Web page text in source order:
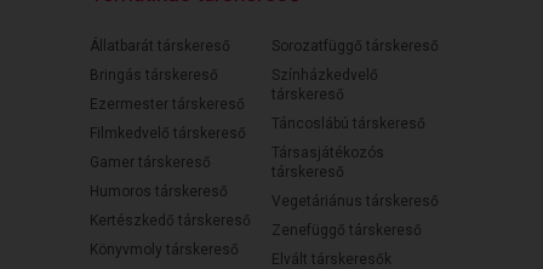
Állatbarát társkereső
Bringás társkereső
Ezermester társkereső
Filmkedvelő társkereső
Gamer társkereső
Humoros társkereső
Kertészkedő társkereső
Könyvmoly társkereső
Sorozatfüggő társkereső
Színházkedvelő
társkereső
Táncoslábú társkereső
Társasjátékozós
társkereső
Vegetáriánus társkereső
Zenefüggő társkereső
Elvált társkeresők